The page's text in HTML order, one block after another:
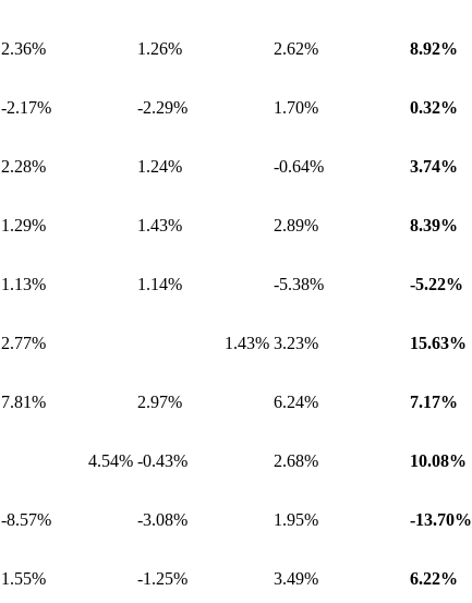
2.36% 1.26% 2.62% 8.92%
-2.17% -2.29% 1.70% 0.32%
2.28% 1.24% -0.64% 3.74%
1.29% 1.43% 2.89% 8.39%
1.13% 1.14% -5.38% -5.22%
2.77% 1.43% 3.23% 15.63%
7.81% 2.97% 6.24% 7.17%
4.54% -0.43% 2.68% 10.08%
-8.57% -3.08% 1.95% -13.70%
1.55% -1.25% 3.49% 6.22%